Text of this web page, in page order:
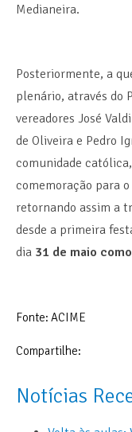
Medianeira.
Posteriormente, a
plenário, através do
vereadores José
de Oliveira e Pedro
comunidade
comemoração para
retornando assim a
desde a primeira
dia 31 de maio
Fonte: ACIME
Compartilhe:
Notícias